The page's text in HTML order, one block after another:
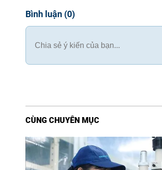
Bình luận (0)
CÙNG CHUYÊN MỤC